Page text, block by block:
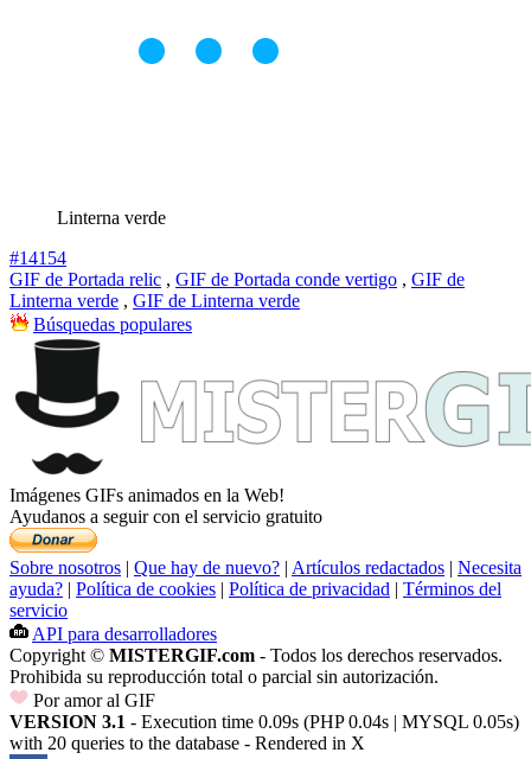
Linterna verde
#14154
GIF de Portada relic , GIF de Portada conde vertigo , GIF de
Linterna verde , GIF de Linterna verde
Búsquedas populares
Imágenes GIFs animados en la Web!
Ayudanos a seguir con el servicio gratuito
Sobre nosotros | Que hay de nuevo? | Artículos redactados | Necesita
ayuda? | Política de cookies | Política de privacidad | Términos del
servicio
API para desarrolladores
Copyright © MISTERGIF.com - Todos los derechos reservados.
Prohibida su reproducción total o parcial sin autorización.
Por amor al GIF
VERSION 3.1 - Execution time 0.09s (PHP 0.04s | MYSQL 0.05s)
with 20 queries to the database - Rendered in X